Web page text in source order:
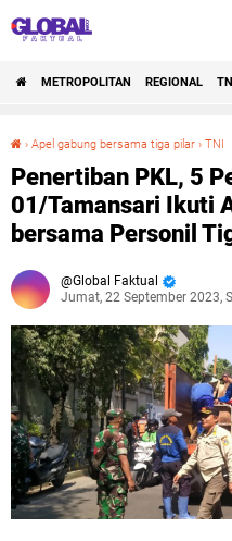
METROPOLITAN REGIONAL
› Apel gabung bersama tiga pilar › TNI
Penertiban PKL, 5
01/Tamansari Ikuti
bersama Personil
Global Faktual
Jumat, 22 September 2023,